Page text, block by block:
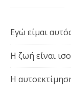
Εγώ είμαι
Η ζωή είναι
Η